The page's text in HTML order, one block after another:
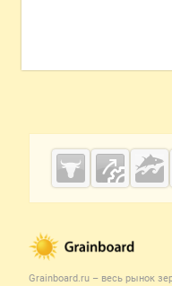
Cсылки на
Важные
Grainboard.ru – весь рынок